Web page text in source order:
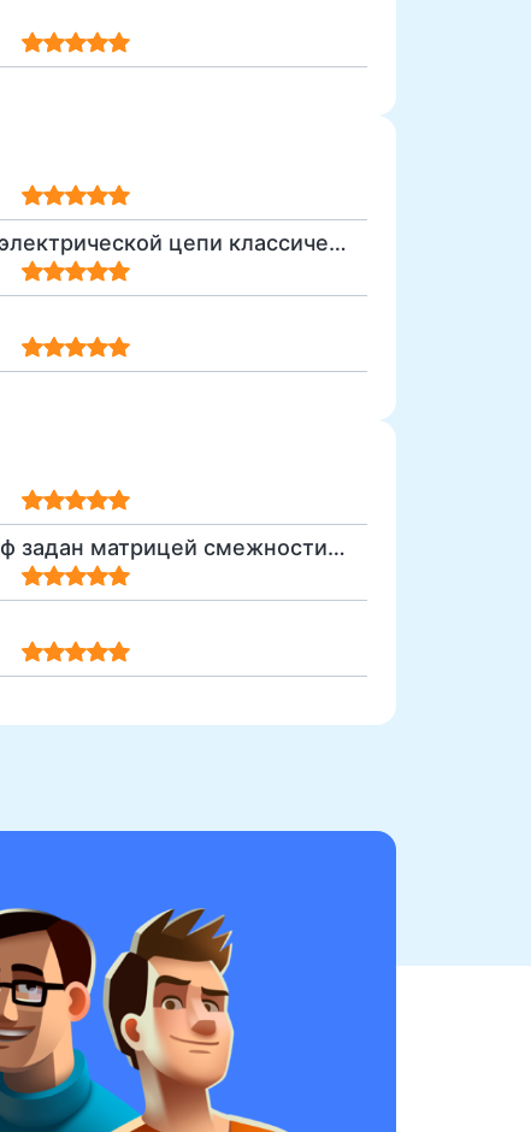
Расчёт переходного процесса в линейной электрической цепи классическим методом
Полный ориентированный взвешенный граф задан матрицей смежности. Постройте матрицу кратчайших путей между его вершинами.